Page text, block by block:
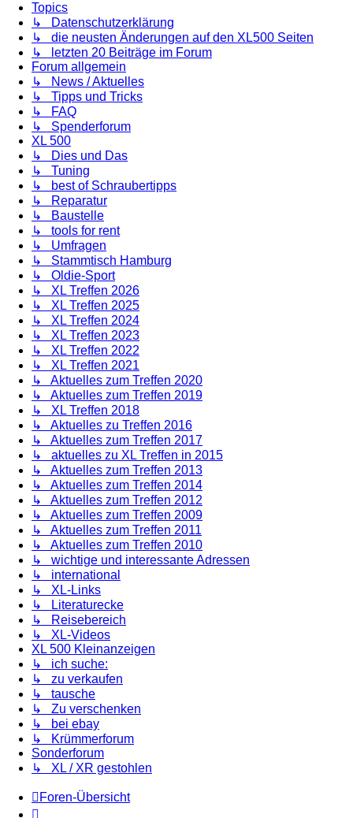
Topics
↳ Datenschutzerklärung
↳ die neusten Änderungen auf den XL500 Seiten
↳ letzten 20 Beiträge im Forum
Forum allgemein
↳ News / Aktuelles
↳ Tipps und Tricks
↳ FAQ
↳ Spenderforum
XL 500
↳ Dies und Das
↳ Tuning
↳ best of Schraubertipps
↳ Reparatur
↳ Baustelle
↳ tools for rent
↳ Umfragen
↳ Stammtisch Hamburg
↳ Oldie-Sport
↳ XL Treffen 2026
↳ XL Treffen 2025
↳ XL Treffen 2024
↳ XL Treffen 2023
↳ XL Treffen 2022
↳ XL Treffen 2021
↳ Aktuelles zum Treffen 2020
↳ Aktuelles zum Treffen 2019
↳ XL Treffen 2018
↳ Aktuelles zu Treffen 2016
↳ Aktuelles zum Treffen 2017
↳ aktuelles zu XL Treffen in 2015
↳ Aktuelles zum Treffen 2013
↳ Aktuelles zum Treffen 2014
↳ Aktuelles zum Treffen 2012
↳ Aktuelles zum Treffen 2009
↳ Aktuelles zum Treffen 2011
↳ Aktuelles zum Treffen 2010
↳ wichtige und interessante Adressen
↳ international
↳ XL-Links
↳ Literaturecke
↳ Reisebereich
↳ XL-Videos
XL 500 Kleinanzeigen
↳ ich suche:
↳ zu verkaufen
↳ tausche
↳ Zu verschenken
↳ bei ebay
↳ Krümmerforum
Sonderforum
↳ XL / XR gestohlen
Foren-Übersicht